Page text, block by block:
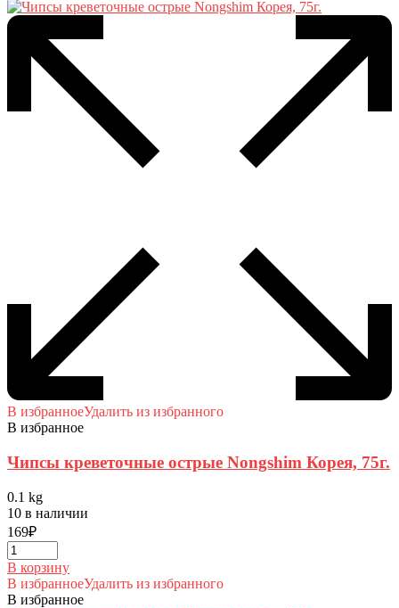
В избранноеУдалить из избранного
В избранное
Чипсы креветочные острые Nongshim Корея, 75г.
0.1 kg
10 в наличии
169₽
В корзину
В избранноеУдалить из избранного
В избранное